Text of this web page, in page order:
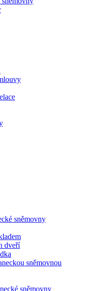
sněmovny
dveří
sněmovnou
sněmovny